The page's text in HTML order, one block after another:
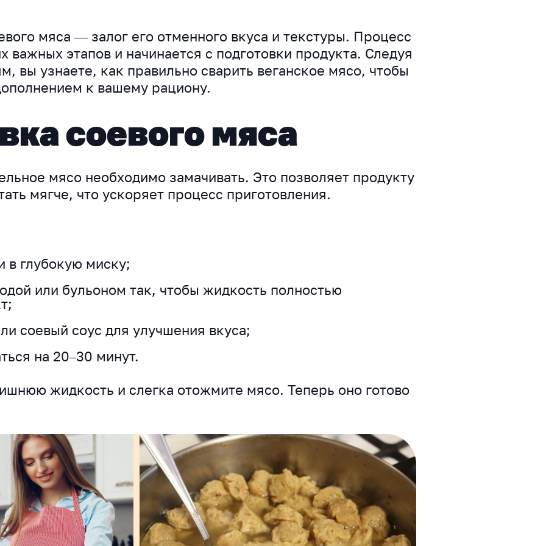
мяса — залог его отменного вкуса и текстуры. Процесс
важных этапов и начинается с подготовки продукта. Следуя
вы узнаете, как правильно сварить веганское мясо, чтобы
к вашему рациону.
соевого мяса
мясо необходимо замачивать. Это позволяет продукту
мягче, что ускоряет процесс приготовления.
в глубокую миску;
или бульоном так, чтобы жидкость полностью
соевый соус для улучшения вкуса;
на 20–30 минут.
жидкость и слегка отожмите мясо. Теперь оно готово